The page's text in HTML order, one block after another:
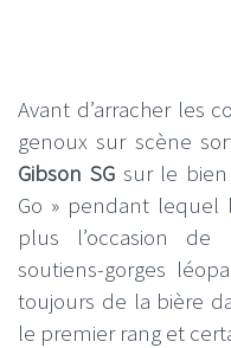
Avant d’arracher les
genoux sur scène
Gibson SGsur le bien
Go » pendant lequel
plus l’occasion de
soutiens-gorges
toujours de la bière
le premier rang et